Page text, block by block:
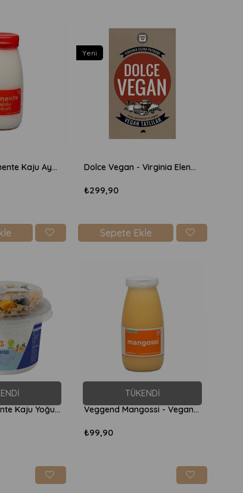
Veggend Fermente Kaju Ayranı 240ml Dolce Vegan - Virginia Elena Patrone
₺299,90
Sepete Ekle
Yeni
Itz Nutz Fermente Kaju Yoğurdu ve Glutensiz Yaban Mersini Mango Granola 150gr
TÜKENDI
Veggend Mangossi - Vegan Mango Lassi 240ml
₺99,90